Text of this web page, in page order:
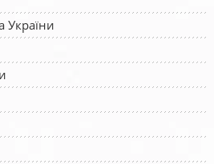
України